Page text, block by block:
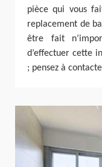
pièce qui vous
replacement de
être fait
d’effectuer cette
; pensez à